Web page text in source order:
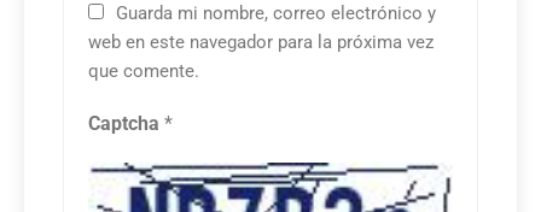
Guarda mi nombre, correo electrónico y
web en este navegador para la próxima vez
que comente.
Captcha *